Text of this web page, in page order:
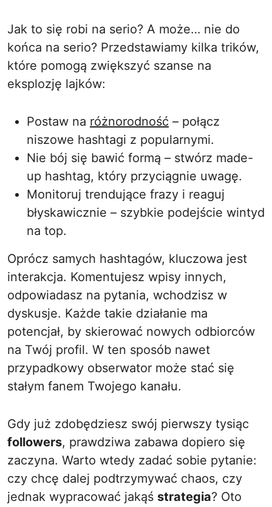
Jak to się robi na serio? A może… nie do
końca na serio? Przedstawiamy kilka trików,
które pomogą zwiększyć szanse na
eksplozję lajków:
Postaw na różnorodność – połącz
niszowe hashtagi z popularnymi.
Nie bój się bawić formą – stwórz made-
up hashtag, który przyciągnie uwagę.
Monitoruj trendujące frazy i reaguj
błyskawicznie – szybkie podejście wintyd
na top.
Oprócz samych hashtagów, kluczowa jest
interakcja. Komentujesz wpisy innych,
odpowiadasz na pytania, wchodzisz w
dyskusje. Każde takie działanie ma
potencjał, by skierować nowych odbiorców
na Twój profil. W ten sposób nawet
przypadkowy obserwator może stać się
stałym fanem Twojego kanału.
Gdy już zdobędziesz swój pierwszy tysiąc
followers, prawdziwa zabawa dopiero się
zaczyna. Warto wtedy zadać sobie pytanie:
czy chcę dalej podtrzymywać chaos, czy
jednak wypracować jakąś strategia? Oto